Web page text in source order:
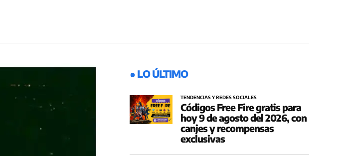
● LO ÚLTIMO
TENDENCIAS Y REDES SOCIALES
Códigos Free Fire gratis para
hoy 9 de agosto del 2026, con
canjes y recompensas
exclusivas